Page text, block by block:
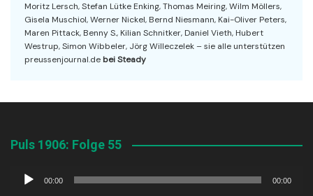
Moritz Lersch, Stefan Lütke Enking, Thomas Meiring, Wilm Möllers,
Gisela Muschiol, Werner Nickel, Bernd Niesmann, Kai-Oliver Peters,
Maren Pittack, Benny S., Kilian Schnitker, Daniel Vieth, Hubert
Westrup, Simon Wibbeler, Jörg Willeczelek – sie alle unterstützen
preussenjournal.de bei Steady
Puls 1906: Folge 55
Audio-
00:00 00:00